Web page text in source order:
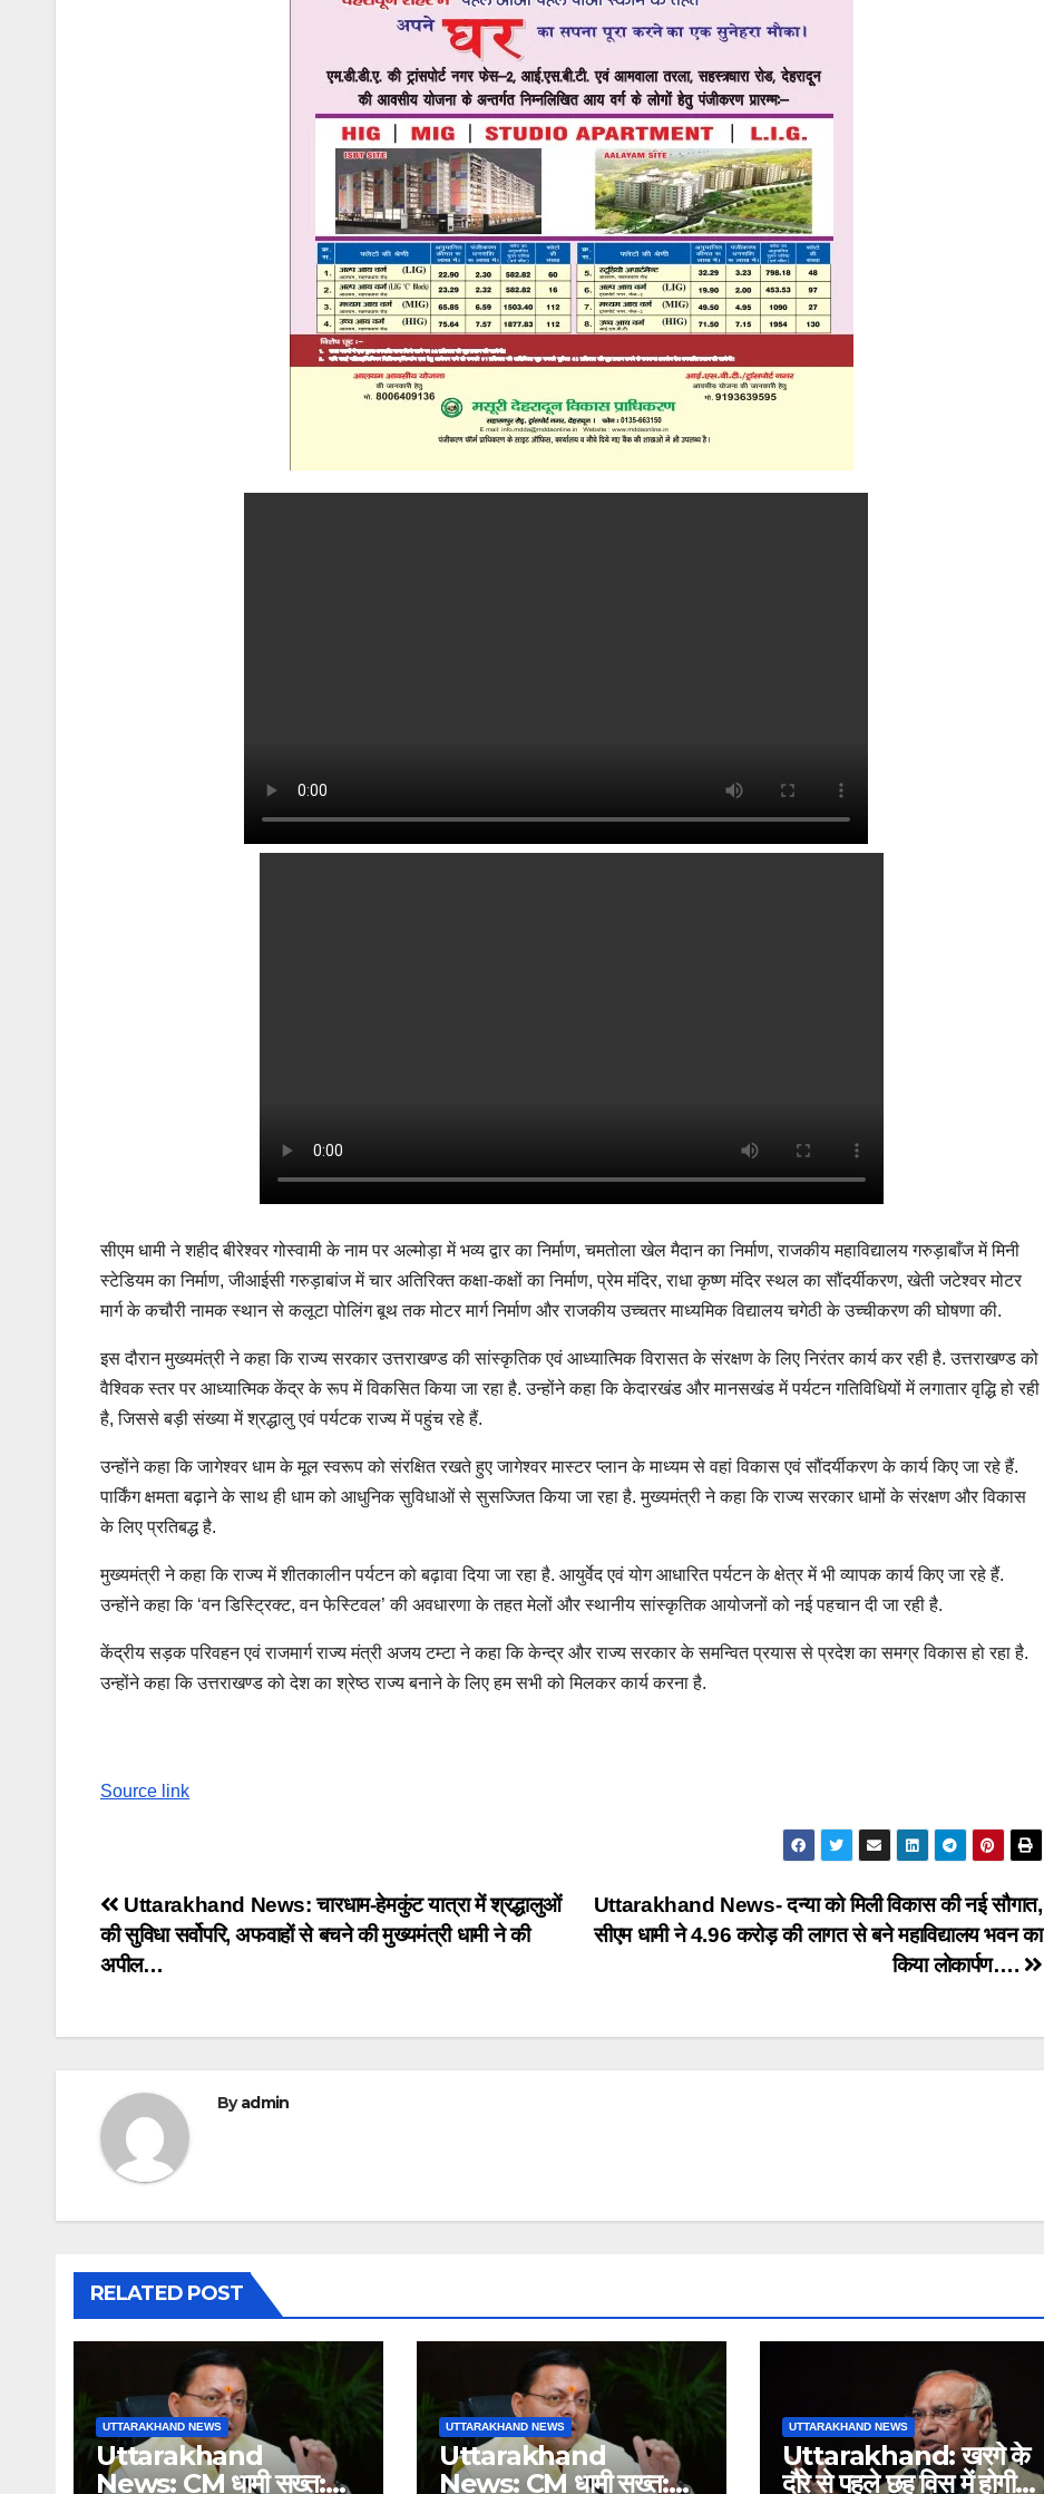
सीएम धामी ने शहीद बीरेश्वर गोस्वामी के नाम पर अल्मोड़ा में भव्य द्वार का निर्माण, चमतोला खेल मैदान का निर्माण, राजकीय महाविद्यालय गरुड़ाबाँज में मिनी
स्टेडियम का निर्माण, जीआईसी गरुड़ाबांज में चार अतिरिक्त कक्षा-कक्षों का निर्माण, प्रेम मंदिर, राधा कृष्ण मंदिर स्थल का सौंदर्यीकरण, खेती जटेश्वर मोटर
मार्ग के कचौरी नामक स्थान से कलूटा पोलिंग बूथ तक मोटर मार्ग निर्माण और राजकीय उच्चतर माध्यमिक विद्यालय चगेठी के उच्चीकरण की घोषणा की.
इस दौरान मुख्यमंत्री ने कहा कि राज्य सरकार उत्तराखण्ड की सांस्कृतिक एवं आध्यात्मिक विरासत के संरक्षण के लिए निरंतर कार्य कर रही है. उत्तराखण्ड को
वैश्विक स्तर पर आध्यात्मिक केंद्र के रूप में विकसित किया जा रहा है. उन्होंने कहा कि केदारखंड और मानसखंड में पर्यटन गतिविधियों में लगातार वृद्धि हो रही
है, जिससे बड़ी संख्या में श्रद्धालु एवं पर्यटक राज्य में पहुंच रहे हैं.
उन्होंने कहा कि जागेश्वर धाम के मूल स्वरूप को संरक्षित रखते हुए जागेश्वर मास्टर प्लान के माध्यम से वहां विकास एवं सौंदर्यीकरण के कार्य किए जा रहे हैं.
पार्किंग क्षमता बढ़ाने के साथ ही धाम को आधुनिक सुविधाओं से सुसज्जित किया जा रहा है. मुख्यमंत्री ने कहा कि राज्य सरकार धामों के संरक्षण और विकास
के लिए प्रतिबद्ध है.
मुख्यमंत्री ने कहा कि राज्य में शीतकालीन पर्यटन को बढ़ावा दिया जा रहा है. आयुर्वेद एवं योग आधारित पर्यटन के क्षेत्र में भी व्यापक कार्य किए जा रहे हैं.
उन्होंने कहा कि ‘वन डिस्ट्रिक्ट, वन फेस्टिवल’ की अवधारणा के तहत मेलों और स्थानीय सांस्कृतिक आयोजनों को नई पहचान दी जा रही है.
केंद्रीय सड़क परिवहन एवं राजमार्ग राज्य मंत्री अजय टम्टा ने कहा कि केन्द्र और राज्य सरकार के समन्वित प्रयास से प्रदेश का समग्र विकास हो रहा है.
उन्होंने कहा कि उत्तराखण्ड को देश का श्रेष्ठ राज्य बनाने के लिए हम सभी को मिलकर कार्य करना है.
Source link
Post
navigation
Uttarakhand News- दन्या को मिली विकास की नई सौगात,
सीएम धामी ने 4.96 करोड़ की लागत से बने महाविद्यालय भवन का
किया लोकार्पण….
Uttarakhand News: चारधाम-हेमकुंट यात्रा में श्रद्धालुओं
की सुविधा सर्वोपरि, अफवाहों से बचने की मुख्यमंत्री धामी ने की
अपील…
Byadmin
RELATED POST
UTTARAKHAND NEWS
Uttarakhand
News: CM धामी सख्त:
UTTARAKHAND NEWS
Uttarakhand
News: CM धामी सख्त:
UTTARAKHAND NEWS
Uttarakhand: खरगे के
दौरे से पहले छह विस में होगी